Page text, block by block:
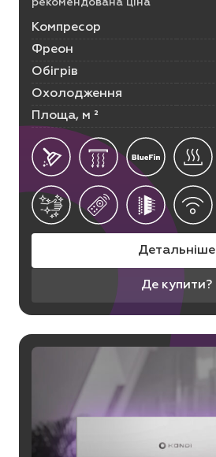
рекомендована ціна
Компресор
Фреон
Обігрів
Охолодження
Площа, м ²
Детальніше
Де купити?